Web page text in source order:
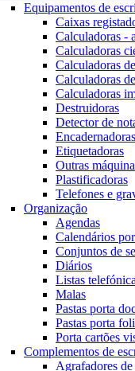
Equipamentos de
Caixas
Calculadoras -
Calculadoras
Calculadoras
Calculadoras
Calculadoras
Destruidoras
Detector de
Encadernadoras
Etiquetadoras
Outras
Plastificadoras
Telefones e
Organização
Agendas
Calendários
Conjuntos de
Diários
Listas
Malas
Pastas porta
Pastas porta
Porta cartões
Complementos de
Agrafadores de